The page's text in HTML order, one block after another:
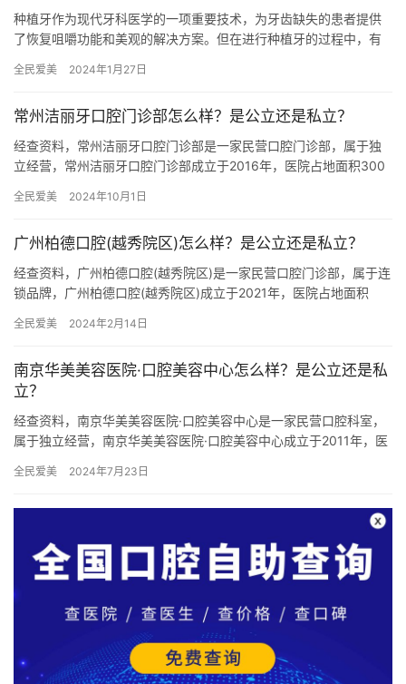
种植牙作为现代牙科医学的一项重要技术，为牙齿缺失的患者提供
了恢复咀嚼功能和美观的解决方案。但在进行种植牙的过程中，有
个方面…
全民爱美 2024年1月27日
常州洁丽牙口腔门诊部怎么样？是公立还是私立？
经查资料，常州洁丽牙口腔门诊部是一家民营口腔门诊部，属于独
立经营，常州洁丽牙口腔门诊部成立于2016年，医院占地面积300
全民爱美 2024年10月1日
广州柏德口腔(越秀院区)怎么样？是公立还是私立？
经查资料，广州柏德口腔(越秀院区)是一家民营口腔门诊部，属于连
锁品牌，广州柏德口腔(越秀院区)成立于2021年，医院占地面积
全民爱美 2024年2月14日
南京华美美容医院·口腔美容中心怎么样？是公立还是私
立？
经查资料，南京华美美容医院·口腔美容中心是一家民营口腔科室，
属于独立经营，南京华美美容医院·口腔美容中心成立于2011年，医
全民爱美 2024年7月23日